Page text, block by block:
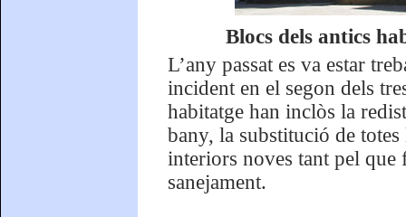
Blocs dels antics
L’any passat es va estar
incident en el segon dels
habitatge han inclòs la
bany, la substitució de
interiors noves tant pel que
sanejament.